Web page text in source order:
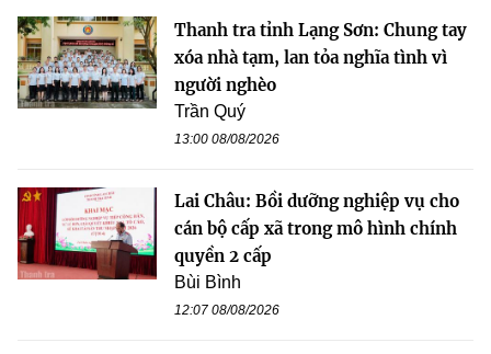
Thanh tra tỉnh Lạng Sơn: Chung tay
xóa nhà tạm, lan tỏa nghĩa tình vì
người nghèo
Trần Quý
13:00 08/08/2026
Lai Châu: Bồi dưỡng nghiệp vụ cho
cán bộ cấp xã trong mô hình chính
quyền 2 cấp
Bùi Bình
12:07 08/08/2026